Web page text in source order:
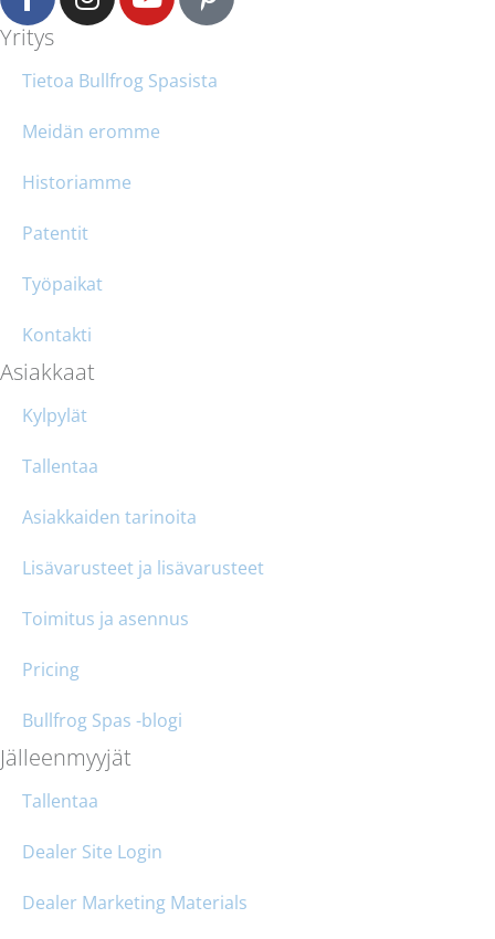
Yritys
Tietoa Bullfrog Spasista
Meidän eromme
Historiamme
Patentit
Työpaikat
Kontakti
Asiakkaat
Kylpylät
Tallentaa
Asiakkaiden tarinoita
Lisävarusteet ja lisävarusteet
Toimitus ja asennus
Pricing
Bullfrog Spas -blogi
Jälleenmyyjät
Tallentaa
Dealer Site Login
Dealer Marketing Materials